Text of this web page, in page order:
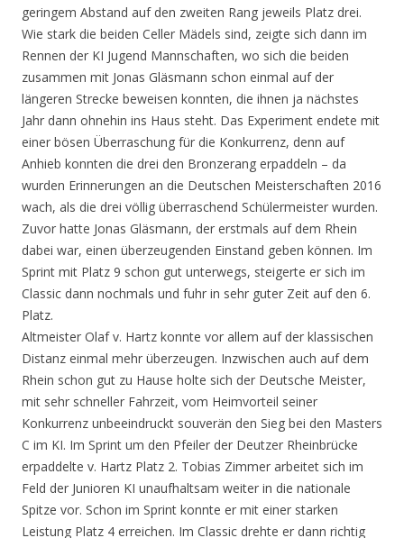
geringem Abstand auf den zweiten Rang jeweils Platz drei.
Wie stark die beiden Celler Mädels sind, zeigte sich dann im
Rennen der KI Jugend Mannschaften, wo sich die beiden
zusammen mit Jonas Gläsmann schon einmal auf der
längeren Strecke beweisen konnten, die ihnen ja nächstes
Jahr dann ohnehin ins Haus steht. Das Experiment endete mit
einer bösen Überraschung für die Konkurrenz, denn auf
Anhieb konnten die drei den Bronzerang erpaddeln – da
wurden Erinnerungen an die Deutschen Meisterschaften 2016
wach, als die drei völlig überraschend Schülermeister wurden.
Zuvor hatte Jonas Gläsmann, der erstmals auf dem Rhein
dabei war, einen überzeugenden Einstand geben können. Im
Sprint mit Platz 9 schon gut unterwegs, steigerte er sich im
Classic dann nochmals und fuhr in sehr guter Zeit auf den 6.
Platz.
Altmeister Olaf v. Hartz konnte vor allem auf der klassischen
Distanz einmal mehr überzeugen. Inzwischen auch auf dem
Rhein schon gut zu Hause holte sich der Deutsche Meister,
mit sehr schneller Fahrzeit, vom Heimvorteil seiner
Konkurrenz unbeeindruckt souverän den Sieg bei den Masters
C im KI. Im Sprint um den Pfeiler der Deutzer Rheinbrücke
erpaddelte v. Hartz Platz 2. Tobias Zimmer arbeitet sich im
Feld der Junioren KI unaufhaltsam weiter in die nationale
Spitze vor. Schon im Sprint konnte er mit einer starken
Leistung Platz 4 erreichen. Im Classic drehte er dann richtig